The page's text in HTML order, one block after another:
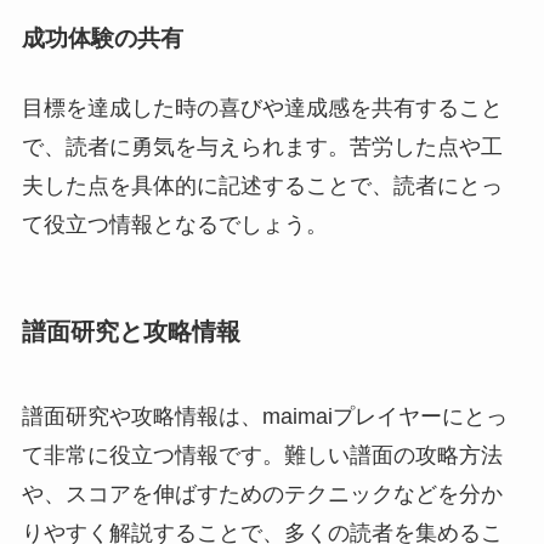
成功体験の共有
目標を達成した時の喜びや達成感を共有すること
で、読者に勇気を与えられます。苦労した点や工
夫した点を具体的に記述することで、読者にとっ
て役立つ情報となるでしょう。
譜面研究と攻略情報
譜面研究や攻略情報は、maimaiプレイヤーにとっ
て非常に役立つ情報です。難しい譜面の攻略方法
や、スコアを伸ばすためのテクニックなどを分か
りやすく解説することで、多くの読者を集めるこ